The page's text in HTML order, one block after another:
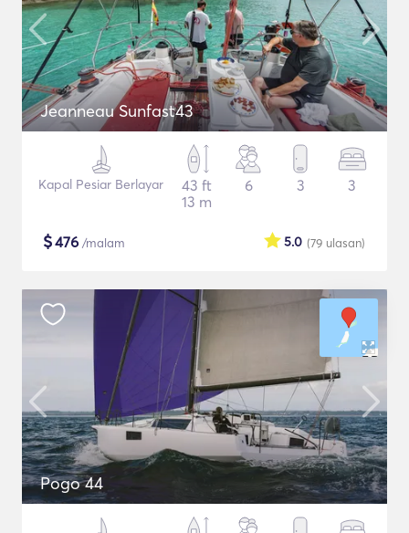
Jeanneau Sunfast43
Kapal Pesiar Berlayar
43 ft
13 m
6 3 3
$476 /malam (79 ulasan)
5.0
Pogo 44